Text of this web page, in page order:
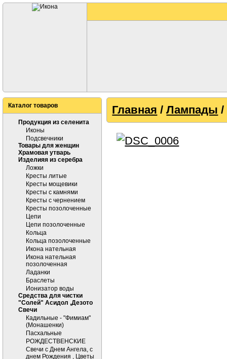
Каталог товаров
Продукция из селенита
Иконы
Подсвечники
Товары для женщин
Храмовая утварь
Изделияя из серебра
Ложки
Кресты литые
Кресты мощевики
Кресты с камнями
Кресты с чернением
Кресты позолоченные
Цепи
Цепи позолоченные
Кольца
Кольца позолоченные
Икона нательная
Икона нательная
позолоченная
Ладанки
Браслеты
Ионизатор воды
Средства для чистки
"Солей" Асидол ,Дезото
Cвечи
Кадильные - "Фимиам"
(Монашенки)
Пасхальные
РОЖДЕСТВЕНСКИЕ
Свечи с Днем Ангела, с
днем Рождения , Цветы
Главная /Лампады /